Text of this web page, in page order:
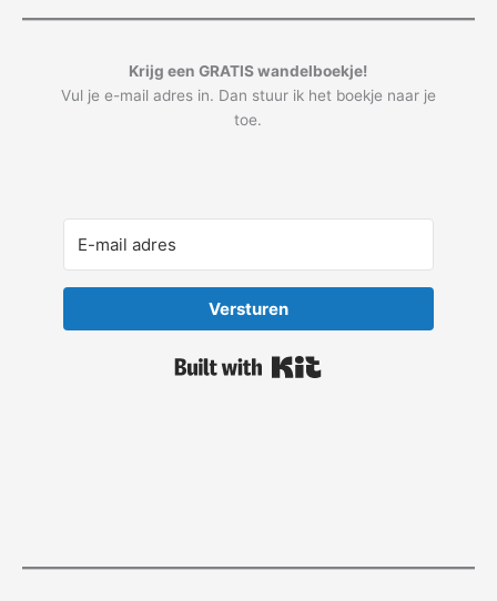
Krijg een GRATIS wandelboekje!
Vul je e-mail adres in. Dan stuur ik het boekje naar je
toe.
Versturen